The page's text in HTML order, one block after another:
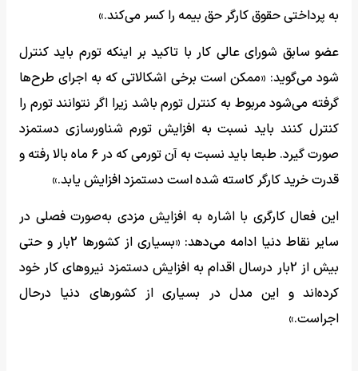
به پرداختی حقوق کارگر حق بیمه را کسر می‌کند.»
عضو سابق شورای عالی کار با تاکید بر اینکه تورم باید کنترل
شود می‌گوید: «ممکن است برخی اشکالاتی که به اجرای طرح‌ها
گرفته می‌شود مربوط به کنترل تورم باشد زیرا اگر نتوانند تورم را
کنترل کنند باید نسبت به افزایش تورم شناورسازی دستمزد
صورت گیرد. طبعا باید نسبت به آن تورمی که در ۶ ماه بالا رفته و
قدرت خرید کارگر کاسته شده است دستمزد افزایش یابد.»
این فعال کارگری با اشاره به افزایش مزدی به‌صورت فصلی در
سایر نقاط دنیا ادامه می‌دهد: «بسیاری از کشورها 2بار و حتی
بیش از 2بار درسال اقدام به افزایش دستمزد نیروهای کار خود
کرده‌اند و این مدل در بسیاری از کشورهای دنیا درحال
اجراست.»